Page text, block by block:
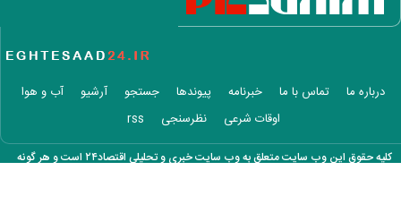
فیلم / پزشکیان: می‌خواستند ایران را ۴۸ ساعته مثل سوریه کنند
فیلم / توضیحات پزشکیان درباره نحوه ارتباط با رهبری
تلاش دوباره علیرضا بیرانوند برای فرار از خدمت سربازی
عکس / پیام دردناک ایرج طهماسب واکنش برانگیز شد
شایعات درباره مذاکره رامین رضاییان با یک تیم خارجی بالا گرفت
درباره ما تماس با ما خبرنامه پیوندها جستجو آرشیو
آب و هوا
اوقات شرعی
نظرسنجی rss
کلیه حقوق این وب سایت متعلق به وب سایت خبری و تحلیلی اقتصاد۲۴ است و هر گونه